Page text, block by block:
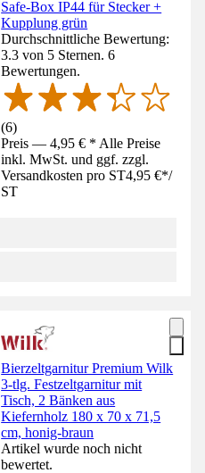
Safe-Box IP44 für Stecker +
Kupplung grün
Durchschnittliche Bewertung:
3.3 von 5 Sternen. 6
Bewertungen.
(6)
Preis — 4,95 € * Alle Preise
inkl. MwSt. und ggf. zzgl.
Versandkosten pro ST4,95 €*/
ST
Bierzeltgarnitur Premium Wilk
3-tlg. Festzeltgarnitur mit
Tisch, 2 Bänken aus
Kiefernholz 180 x 70 x 71,5
cm, honig-braun
Artikel wurde noch nicht
bewertet.